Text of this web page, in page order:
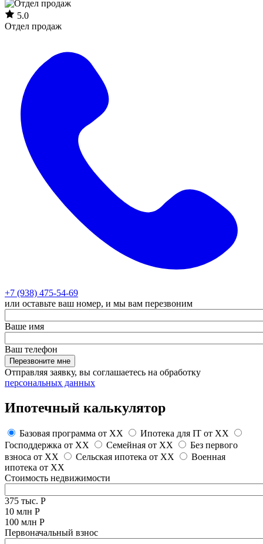
5.0
Отдел продаж
+7 (938) 475-54-69
или оставьте ваш номер, и мы вам перезвоним
Ваше имя
Ваш телефон
Перезвоните мне
Отправляя заявку, вы соглашаетесь на обработку
персональных данных
Ипотечный калькулятор
Базовая программа от XX Ипотека для IT от XX
Господдержка от XX Семейная от XX
Без первого
взноса от XX Сельская ипотека от XX
Военная
ипотека от XX
Стоимость недвижимости
375 тыс. Р
10 млн Р
100 млн Р
Первоначальный взнос